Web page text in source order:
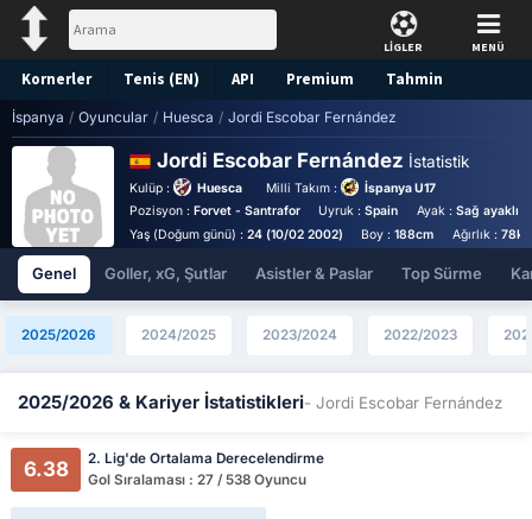
LİGLER MENÜ
Kornerler Tenis (EN) API Premium Tahmin
İspanya / Oyuncular / Huesca / Jordi Escobar Fernández
Jordi Escobar Fernández İstatistik
Kulüp : Huesca Milli Takım :
İspanya U17
Pozisyon : Forvet - Santrafor Uyruk :Spain Ayak : Sağ ayaklı
Yaş (Doğum günü) : 24 (10/02 2002) Boy :188cm Ağırlık : 78kg
Genel Goller, xG, Şutlar Asistler & Paslar Top Sürme
2025/2026 2024/2025 2023/2024 2022/2023
2025/2026 & Kariyer İstatistikleri- Jordi Escobar Fernández
6.38
2. Lig'de Ortalama Derecelendirme
Gol Sıralaması : 27 / 538 Oyuncu